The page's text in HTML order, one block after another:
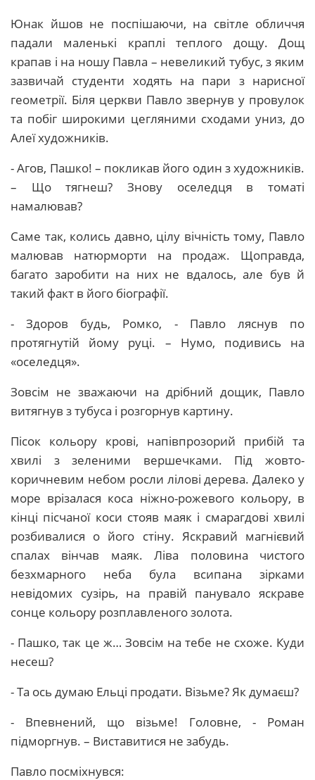
Юнак йшов не поспішаючи, на світле обличчя
падали маленькі краплі теплого дощу. Дощ
крапав і на ношу Павла – невеликий тубус, з яким
зазвичай студенти ходять на пари з нарисної
геометрії. Біля церкви Павло звернув у провулок
та побіг широкими цегляними сходами униз, до
Алеї художників.
- Агов, Пашко! – покликав його один з художників.
– Що тягнеш? Знову оселедця в томаті
намалював?
Саме так, колись давно, цілу вічність тому, Павло
малював натюрморти на продаж. Щоправда,
багато заробити на них не вдалось, але був й
такий факт в його біографії.
- Здоров будь, Ромко, - Павло ляснув по
протягнутій йому руці. – Нумо, подивись на
«оселедця».
Зовсім не зважаючи на дрібний дощик, Павло
витягнув з тубуса і розгорнув картину.
Пісок кольору крові, напівпрозорий прибій та
хвилі з зеленими вершечками. Під жовто-
коричневим небом росли лілові дерева. Далеко у
море врізалася коса ніжно-рожевого кольору, в
кінці пісчаної коси стояв маяк і смарагдові хвилі
розбивалися о його стіну. Яскравий магнієвий
спалах вінчав маяк. Ліва половина чистого
безхмарного неба була всипана зірками
невідомих сузірь, на правій панувало яскраве
сонце кольору розплавленого золота.
- Пашко, так це ж… Зовсім на тебе не схоже. Куди
несеш?
- Та ось думаю Ельці продати. Візьме? Як думаєш?
- Впевнений, що візьме! Головне, - Роман
підморгнув. – Виставитися не забудь.
Павло посміхнувся: